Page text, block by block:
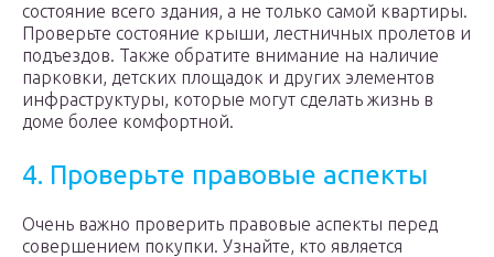
состояние всего здания, а не только самой квартиры.
Проверьте состояние крыши, лестничных пролетов и
подъездов. Также обратите внимание на наличие
парковки, детских площадок и других элементов
инфраструктуры, которые могут сделать жизнь в
доме более комфортной.
4. Проверьте правовые аспекты
Очень важно проверить правовые аспекты перед
совершением покупки. Узнайте, кто является